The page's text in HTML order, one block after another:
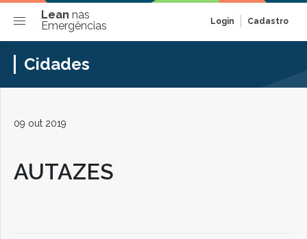
Lean nas
Emergências
Login Cadastro
Cidades
09 out 2019
AUTAZES